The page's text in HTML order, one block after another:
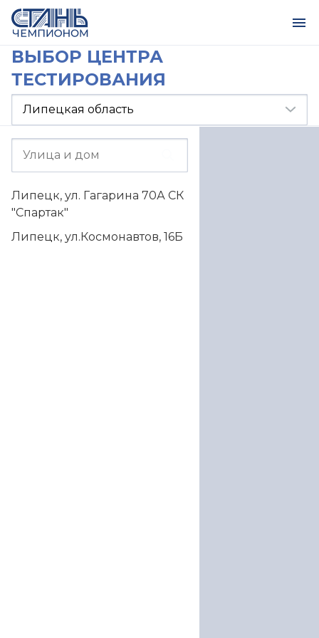
ВЫБОР ЦЕНТРА
ТЕСТИРОВАНИЯ
Липецк, ул. Гагарина 70А СК
"Спартак"
Липецк, ул.Космонавтов, 16Б